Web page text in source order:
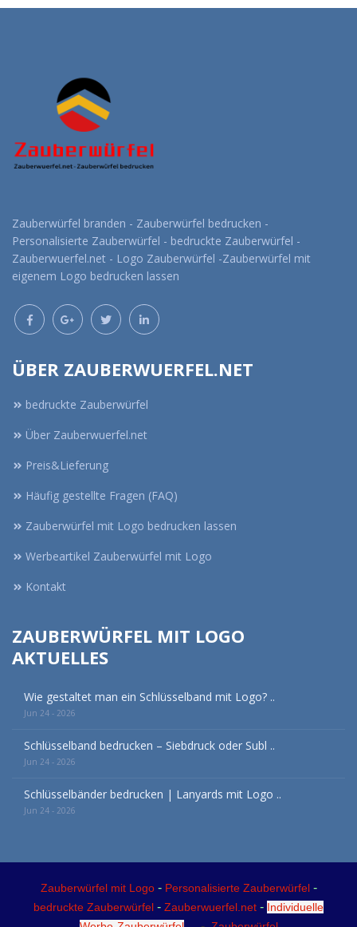
Zauberwürfel branden - Zauberwürfel bedrucken -
Personalisierte Zauberwürfel - bedruckte Zauberwürfel -
Zauberwuerfel.net - Logo Zauberwürfel -Zauberwürfel mit
eigenem Logo bedrucken lassen
ÜBER ZAUBERWUERFEL.NET
bedruckte Zauberwürfel
Über Zauberwuerfel.net
Preis&Lieferung
Häufig gestellte Fragen (FAQ)
Zauberwürfel mit Logo bedrucken lassen
Werbeartikel Zauberwürfel mit Logo
Kontakt
ZAUBERWÜRFEL MIT LOGO
AKTUELLES
Wie gestaltet man ein Schlüsselband mit Logo? ..
Jun 24 - 2026
Schlüsselband bedrucken – Siebdruck oder Subl ..
Jun 24 - 2026
Schlüsselbänder bedrucken | Lanyards mit Logo ..
Jun 24 - 2026
Zauberwürfel mit Logo- Personalisierte Zauberwürfel-
bedruckte Zauberwürfel - Zauberwuerfel.net - Individuelle